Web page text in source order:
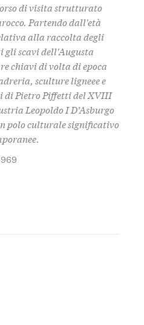
di visita strutturato
Partendo dall'età
alla raccolta degli
gli scavi dell'Augusta
chiavi di volta di epoca
sculture ligneee e
di Pietro Piffetti del XVIII
Leopoldo I D’Asburgo
polo culturale significativo